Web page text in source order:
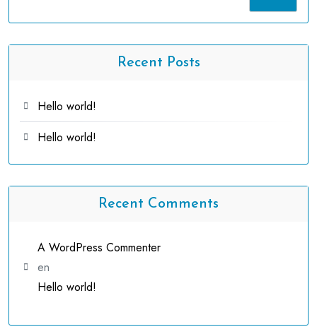
Recent Posts
Hello world!
Hello world!
Recent Comments
A WordPress Commenter
en
Hello world!